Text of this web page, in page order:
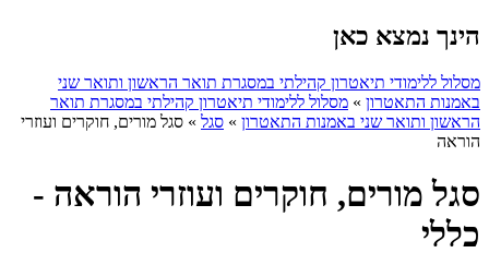
הינך נמצא כאן
מסלול ללימודי תיאטרון קהילתי במסגרת תואר הראשון ותואר שני
באמנות התאטרון » מסלול ללימודי תיאטרון קהילתי במסגרת תואר
הראשון ותואר שני באמנות התאטרון » סגל » סגל מורים, חוקרים ועוזרי
הוראה
סגל מורים, חוקרים ועוזרי הוראה -
כללי